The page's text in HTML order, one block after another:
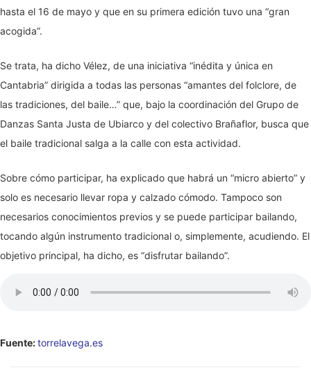
hasta el 16 de mayo y que en su primera edición tuvo una “gran
acogida”.
Se trata, ha dicho Vélez, de una iniciativa “inédita y única en
Cantabria” dirigida a todas las personas “amantes del folclore, de
las tradiciones, del baile…” que, bajo la coordinación del Grupo de
Danzas Santa Justa de Ubiarco y del colectivo Brañaflor, busca que
el baile tradicional salga a la calle con esta actividad.
Sobre cómo participar, ha explicado que habrá un “micro abierto” y
solo es necesario llevar ropa y calzado cómodo. Tampoco son
necesarios conocimientos previos y se puede participar bailando,
tocando algún instrumento tradicional o, simplemente, acudiendo. El
objetivo principal, ha dicho, es “disfrutar bailando”.
Fuente:torrelavega.es